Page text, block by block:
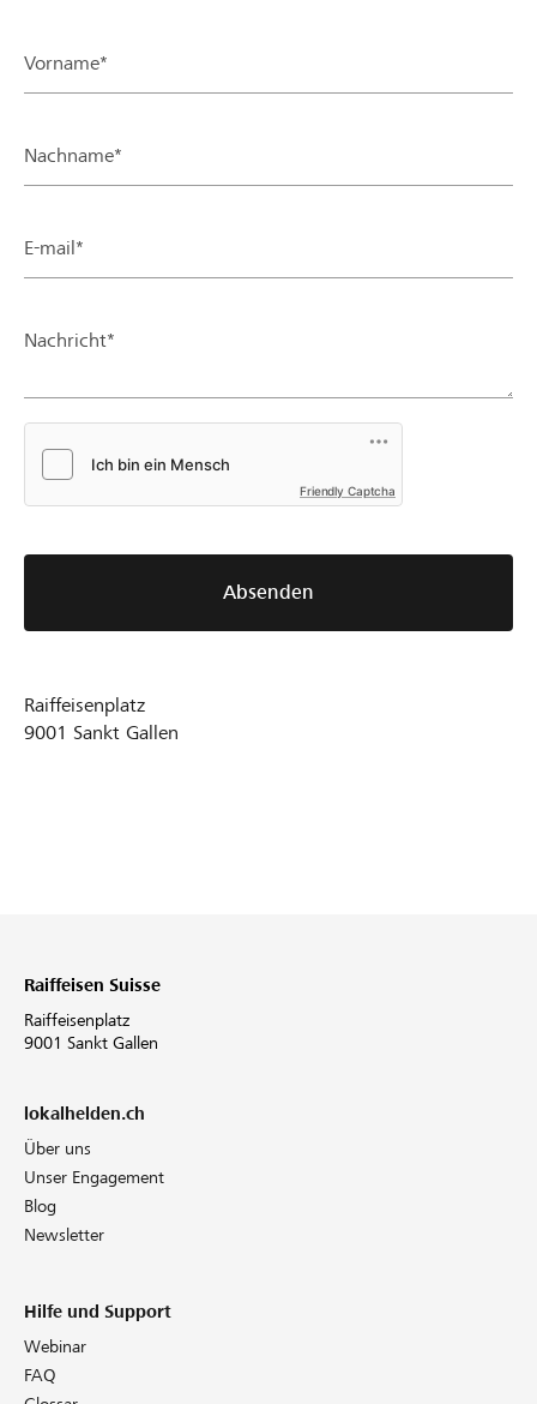
Vorname*
Nachname*
E-mail*
Nachricht*
Friendly Captcha
Absenden
Raiffeisenplatz
9001 Sankt Gallen
Raiffeisen Suisse
Raiffeisenplatz
9001 Sankt Gallen
lokalhelden.ch
Über uns
Unser Engagement
Blog
Newsletter
Hilfe und Support
Webinar
FAQ